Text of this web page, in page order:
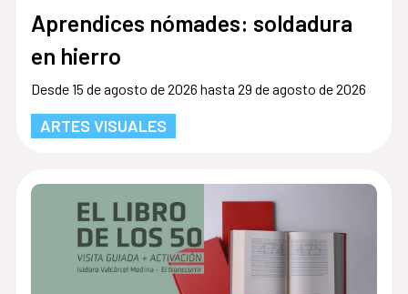
Aprendices nómades: soldadura
en hierro
Desde 15 de agosto de 2026 hasta 29 de agosto de 2026
ARTES VISUALES